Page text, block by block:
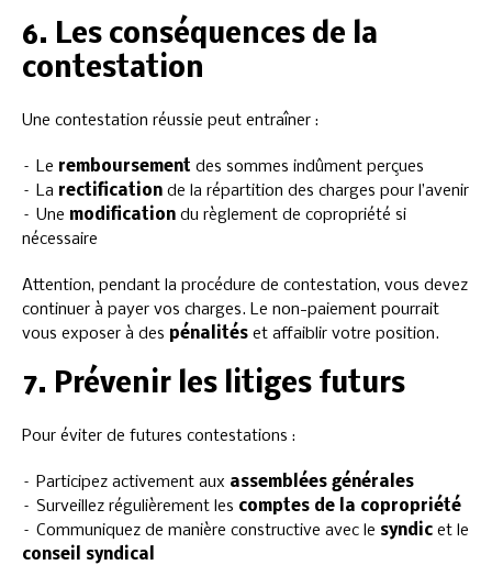
6. Les conséquences de la
contestation
Une contestation réussie peut entraîner :
– Le remboursement des sommes indûment perçues
– La rectification de la répartition des charges pour l’avenir
– Une modification du règlement de copropriété si
nécessaire
Attention, pendant la procédure de contestation, vous devez
continuer à payer vos charges. Le non-paiement pourrait
vous exposer à des pénalités et affaiblir votre position.
7. Prévenir les litiges futurs
Pour éviter de futures contestations :
– Participez activement aux assemblées générales
– Surveillez régulièrement les comptes de la copropriété
– Communiquez de manière constructive avec le syndic et le
conseil syndical